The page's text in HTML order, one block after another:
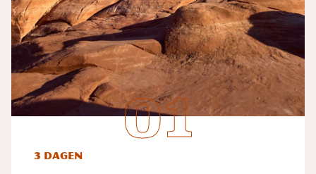
3 dagen